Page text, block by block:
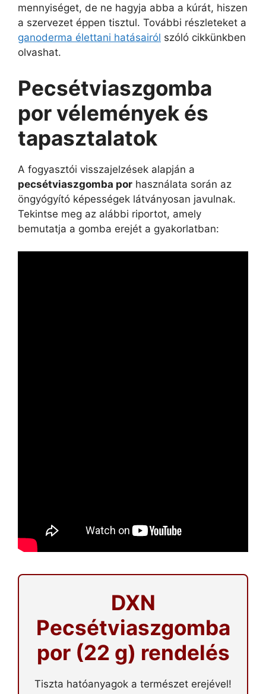
mennyiséget, de ne hagyja abba a kúrát, hiszen
a szervezet éppen tisztul. További részleteket a
ganoderma élettani hatásairól szóló cikkünkben
olvashat.
Pecsétviaszgomba
por vélemények és
tapasztalatok
A fogyasztói visszajelzések alapján a
pecsétviaszgomba por használata során az
öngyógyító képességek látványosan javulnak.
Tekintse meg az alábbi riportot, amely
bemutatja a gomba erejét a gyakorlatban:
DXN
Pecsétviaszgomba
por (22 g) rendelés
Tiszta hatóanyagok a természet erejével!